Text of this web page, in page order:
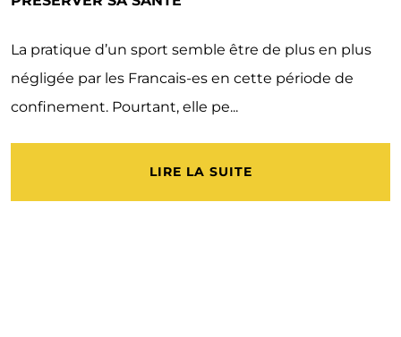
La pratique d’un sport semble être de plus en plus
négligée par les Francais-es en cette période de
confinement. Pourtant, elle pe...
LIRE LA SUITE